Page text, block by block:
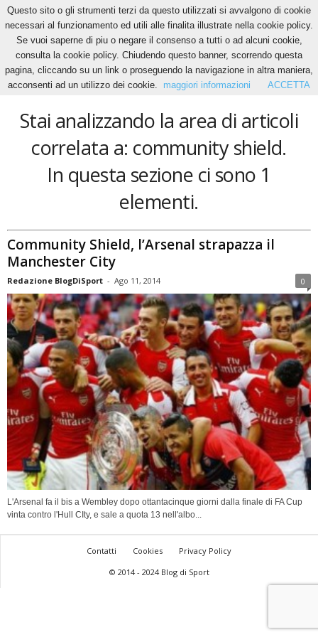
Home Tags Community shield
community shield
Stai analizzando la area di articoli
correlata a: community shield.
In questa sezione ci sono 1
elementi.
Community Shield, l’Arsenal strapazza il
Manchester City
Redazione BlogDiSport - Ago 11, 2014 0
L'Arsenal fa il bis a Wembley dopo ottantacinque giorni dalla finale di FA Cup
vinta contro l'Hull CIty, e sale a quota 13 nell'albo...
Contatti Cookies
Privacy Policy
© 2014 - 2024 Blog di Sport
Questo sito o gli strumenti terzi da questo utilizzati si avvalgono di cookie
necessari al funzionamento ed utili alle finalita illustrate nella cookie policy.
Se vuoi saperne di piu o negare il consenso a tutti o ad alcuni cookie,
consulta la cookie policy. Chiudendo questo banner, scorrendo questa
pagina, cliccando su un link o proseguendo la navigazione in altra maniera,
acconsenti ad un utilizzo dei cookie.
maggiori informazioni ACCETTA